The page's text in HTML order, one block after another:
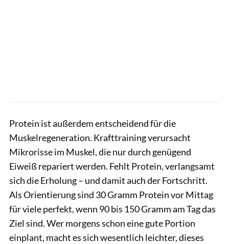
Protein ist außerdem entscheidend für die
Muskelregeneration. Krafttraining verursacht
Mikrorisse im Muskel, die nur durch genügend
Eiweiß repariert werden. Fehlt Protein, verlangsamt
sich die Erholung – und damit auch der Fortschritt.
Als Orientierung sind 30 Gramm Protein vor Mittag
für viele perfekt, wenn 90 bis 150 Gramm am Tag das
Ziel sind. Wer morgens schon eine gute Portion
einplant, macht es sich wesentlich leichter, dieses